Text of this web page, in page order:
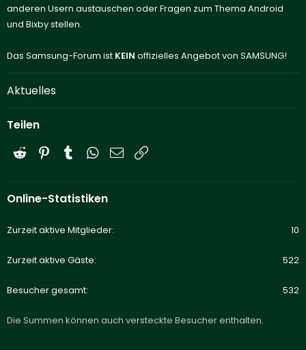
anderen Usern austauschen oder Fragen zum Thema Android
und Bixby stellen.
Das Samsung-Forum ist KEIN offizielles Angebot von SAMSUNG!
Aktuelles
Teilen
Reddit PinterestTumblrWhatsApp
E-Mail
Online-Statistiken
Zurzeit aktive Mitglieder 10
Zurzeit aktive Gäste 522
Besucher gesamt 532
Die Summen können auch versteckte Besucher enthalten.